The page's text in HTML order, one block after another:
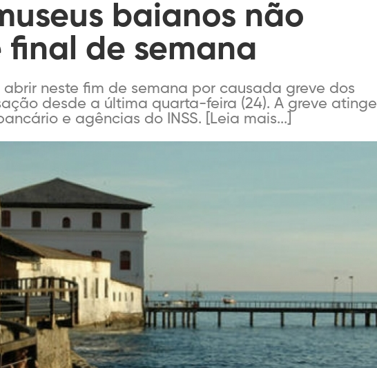
baianos não
de semana
neste fim de semana por causada greve dos
desde a última quarta-feira (24). A greve atinge
e agências do INSS. [Leia mais...]